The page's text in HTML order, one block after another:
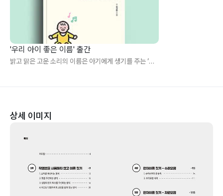
'우리 아이 좋은 이름' 출간
밝고 맑은 고운 소리의 이름은 아기에게 생기를 주는 ‘소
상세 이미지